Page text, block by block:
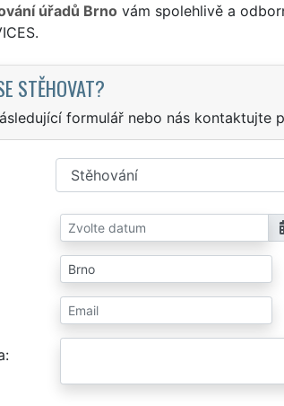
úřadů Brnovám spolehlivě a
STĚHOVAT?
formulář nebo nás kontaktujte